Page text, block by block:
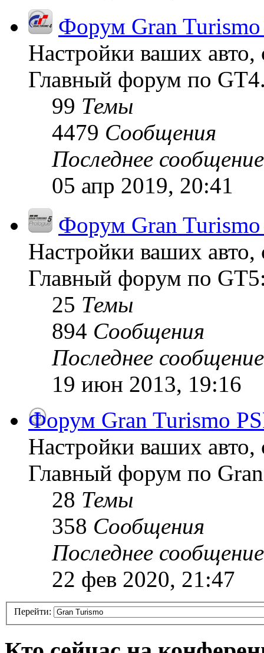
Форум Gran
Настройки ваших авто,
Главный форум по
99 Темы
4479 Сообщения
Последнее сообщение
05 апр 2019, 20:41
Форум Gran
Настройки ваших авто,
Главный форум по
25 Темы
894 Сообщения
Последнее сообщение
19 июн 2013, 19:16
Форум Gran Turismo
Настройки ваших авто,
Главный форум по
28 Темы
358 Сообщения
Последнее сообщение
22 фев 2020, 21:47
Перейти: